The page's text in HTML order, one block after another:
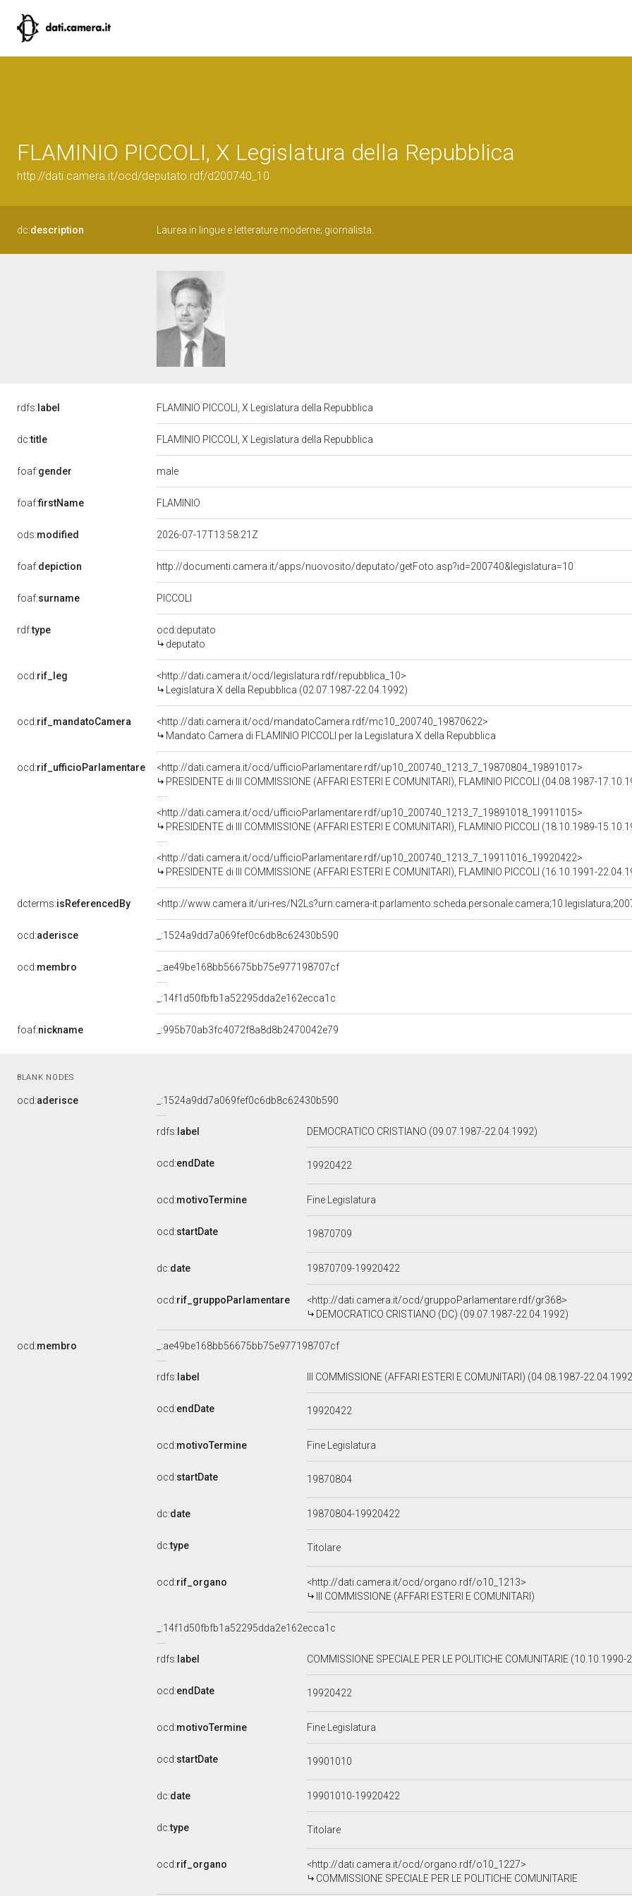
FLAMINIO PICCOLI, X Legislatura della Repubblica
http://dati.camera.it/ocd/deputato.rdf/d200740_10
dc:description Laurea in lingue e letterature moderne; giornalista.
rdfs: label FLAMINIO PICCOLI, X Legislatura della Repubblica
dc:title FLAMINIO PICCOLI, X Legislatura della Repubblica
foaf:gender male
foaf:firstName FLAMINIO
ods:modified 2026-07-17T13:58:21Z
foaf:depiction http://documenti.camera.it/apps/nuovosito/deputato/getFoto.asp?id=200740&legislatura=10
foaf:surname PICCOLI
rdf:type
ocd:deputato
deputato
ocd:rif_leg
<http://dati.camera.it/ocd/legislatura.rdf/repubblica_10>
Legislatura X della Repubblica (02.07.1987-22.04.1992)
ocd:rif_mandatoCamera
<http://dati.camera.it/ocd/mandatoCamera.rdf/mc10_200740_19870622>
Mandato Camera di FLAMINIO PICCOLI per la Legislatura X della Repubblica
ocd:rif_ufficioParlamentare
<http://dati.camera.it/ocd/ufficioParlamentare.rdf/up10_200740_1213_7_19870804_19891017>
PRESIDENTE di III COMMISSIONE (AFFARI ESTERI E COMUNITARI), FLAMINIO PICCOLI (04.08.1987-
<http://dati.camera.it/ocd/ufficioParlamentare.rdf/up10_200740_1213_7_19891018_19911015>
PRESIDENTE di III COMMISSIONE (AFFARI ESTERI E COMUNITARI), FLAMINIO PICCOLI (18.10.1989-
<http://dati.camera.it/ocd/ufficioParlamentare.rdf/up10_200740_1213_7_19911016_19920422>
PRESIDENTE di III COMMISSIONE (AFFARI ESTERI E COMUNITARI), FLAMINIO PICCOLI (16.10.1991-
dcterms:isReferencedBy <http://www.camera.it/uri-res/N2Ls?urn:camera-
ocd:aderisce _:1524a9dd7a069fef0c6db8c62430b590
ocd:membro _:ae49be168bb56675bb75e977198707cf
_:14f1d50fbfb1a52295dda2e162ecca1c
foaf:nickname _:995b70ab3fc4072f8a8d8b2470042e79
BLANK NODES
ocd:aderisce _:1524a9dd7a069fef0c6db8c62430b590
rdfs: label DEMOCRATICO CRISTIANO (09.07.1987-22.04.1992)
ocd:endDate 19920422
ocd:motivoTermine Fine Legislatura
ocd:startDate 19870709
dc:date 19870709-19920422
ocd:rif_gruppoParlamentare
<http://dati.camera.it/ocd/gruppoParlamentare.rdf/gr368>
DEMOCRATICO CRISTIANO (DC) (09.07.1987-22.04.1992)
ocd:membro _:ae49be168bb56675bb75e977198707cf
rdfs: label III COMMISSIONE (AFFARI ESTERI E COMUNITARI) (04.08.1987-
ocd:endDate 19920422
ocd:motivoTermine Fine Legislatura
ocd:startDate 19870804
dc:date 19870804-19920422
dc:type Titolare
ocd:rif_organo
<http://dati.camera.it/ocd/organo.rdf/o10_1213>
III COMMISSIONE (AFFARI ESTERI E COMUNITARI)
_:14f1d50fbfb1a52295dda2e162ecca1c
rdfs: label COMMISSIONE SPECIALE PER LE POLITICHE COMUNITARIE
ocd:endDate 19920422
ocd:motivoTermine Fine Legislatura
ocd:startDate 19901010
dc:date 19901010-19920422
dc:type Titolare
ocd:rif_organo
<http://dati.camera.it/ocd/organo.rdf/o10_1227>
COMMISSIONE SPECIALE PER LE POLITICHE COMUNITARIE